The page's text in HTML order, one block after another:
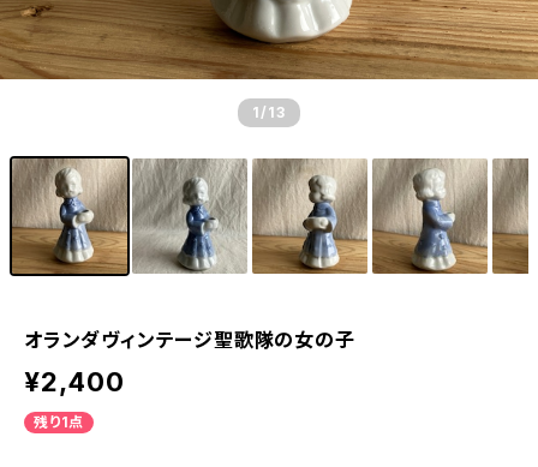
1 /13
オランダヴィンテージ聖歌隊の女の子
¥2,400
残り1点